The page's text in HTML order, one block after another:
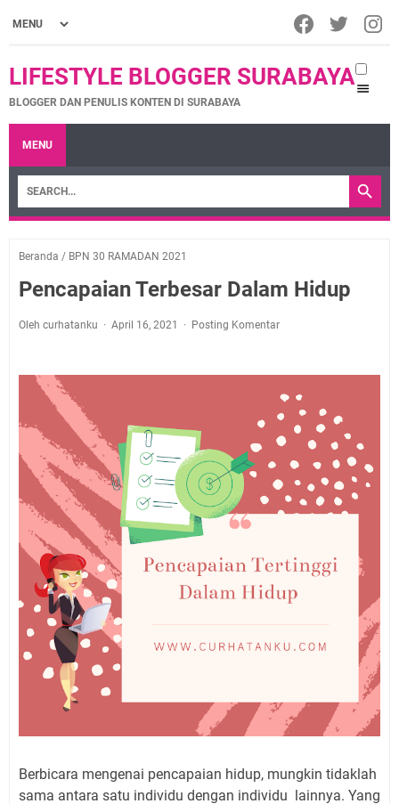
LIFESTYLE BLOGGER SURABAYA
BLOGGER DAN PENULIS KONTEN DI SURABAYA
MENU
Beranda / BPN 30 RAMADAN 2021
Pencapaian Terbesar Dalam Hidup
Oleh curhatanku April 16, 2021 Posting Komentar
Berbicara mengenai pencapaian hidup, mungkin tidaklah
sama antara satu individu dengan individu lainnya. Yang